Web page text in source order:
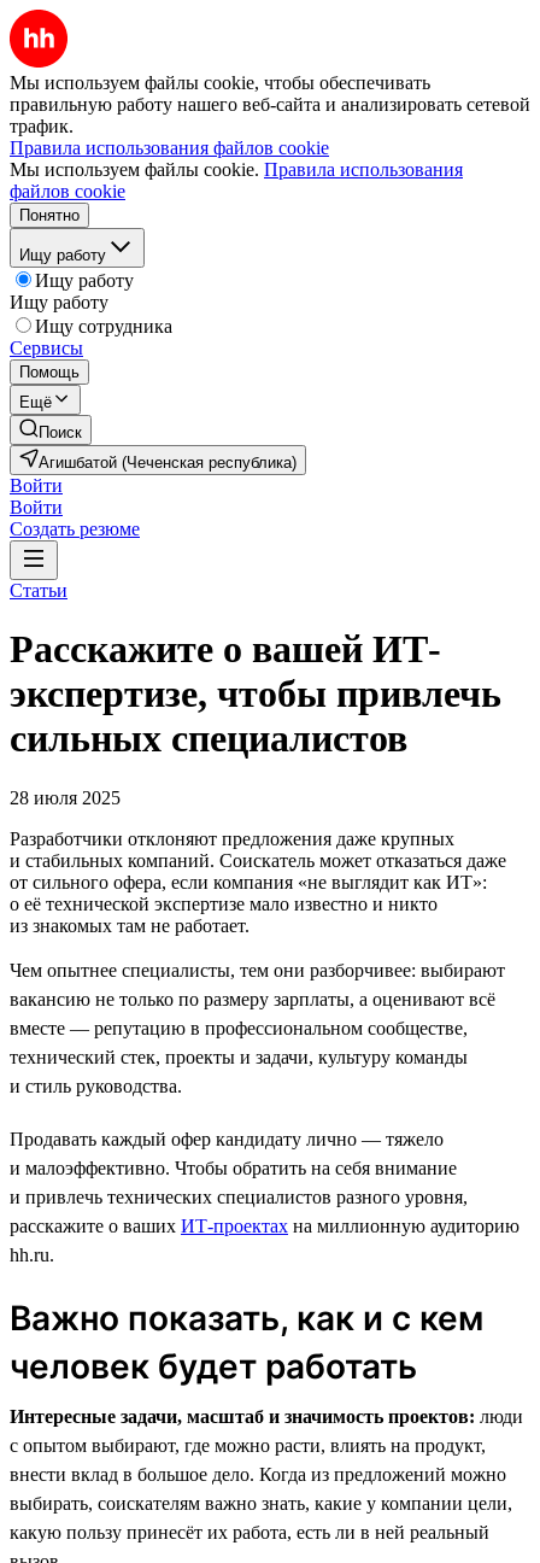
Мы используем файлы cookie, чтобы обеспечивать
правильную работу нашего веб-сайта и анализировать сетевой
трафик.
Правила использования файлов cookie
Мы используем файлы cookie. Правила использования
файлов cookie
Понятно
Ищу работу
Ищу работу
Ищу работу
Ищу сотрудника
Сервисы
Помощь
Ещё
Поиск
Агишбатой (Чеченская республика)
Войти
Войти
Создать резюме
Статьи
Расскажите о вашей ИТ-
экспертизе, чтобы привлечь
сильных специалистов
28 июля 2025
Разработчики отклоняют предложения даже крупных
и стабильных компаний. Соискатель может отказаться даже
от сильного офера, если компания «не выглядит как ИТ»:
о её технической экспертизе мало известно и никто
из знакомых там не работает.
Чем опытнее специалисты, тем они разборчивее: выбирают
вакансию не только по размеру зарплаты, а оценивают всё
вместе — репутацию в профессиональном сообществе,
технический стек, проекты и задачи, культуру команды
и стиль руководства.
Продавать каждый офер кандидату лично — тяжело
и малоэффективно. Чтобы обратить на себя внимание
и привлечь технических специалистов разного уровня,
расскажите о ваших ИТ-проектах на миллионную аудиторию
hh.ru.
Важно показать, как и с кем
человек будет работать
Интересные задачи, масштаб и значимость проектов: люди
с опытом выбирают, где можно расти, влиять на продукт,
внести вклад в большое дело. Когда из предложений можно
выбирать, соискателям важно знать, какие у компании цели,
какую пользу принесёт их работа, есть ли в ней реальный